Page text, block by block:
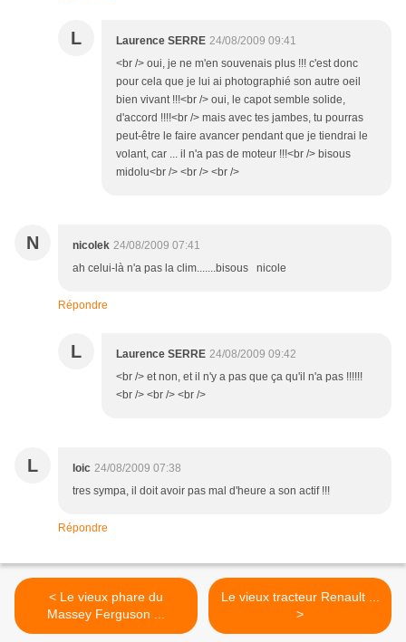
L Laurence SERRE 24/08/2009 09:41
<br /> oui, je ne m'en souvenais plus !!! c'est donc
pour cela que je lui ai photographié son autre oeil
bien vivant !!!<br /> oui, le capot semble solide,
d'accord !!!!<br /> mais avec tes jambes, tu pourras
peut-être le faire avancer pendant que je tiendrai le
volant, car ... il n'a pas de moteur !!!<br /> bisous
midolu<br /> <br /> <br />
N nicolek 24/08/2009 07:41
ah celui-là n'a pas la clim.......bisous nicole
Répondre
L Laurence SERRE 24/08/2009 09:42
<br /> et non, et il n'y a pas que ça qu'il n'a pas !!!!!!
<br /> <br /> <br />
L loic 24/08/2009 07:38
tres sympa, il doit avoir pas mal d'heure a son actif !!!
Répondre
< Le vieux phare du
Massey Ferguson ...
Le vieux tracteur Renault ...
>